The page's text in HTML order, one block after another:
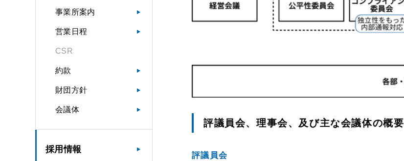
事業所案内
営業日程
CSR
約款
財団方針
会議体
採用情報
評議員会、理事会、及び主な会議体の概要
評議員会